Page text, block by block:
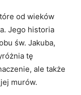
od wieków
Jego historia
św. Jakuba,
tę
ale także
murów.